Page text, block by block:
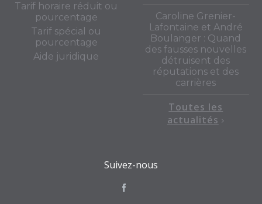
Tarif horaire réduit ou
pourcentage
Tarif spécial ou
pourcentage
Aide juridique
Caroline Grenier-
Lafontaine et André
Boulanger : Quand
des fausses nouvelles
détruisent des
réputations et des
carrières
Toutes les
actualités
Suivez-nous